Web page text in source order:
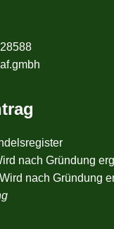
nach Gründung
nach Gründung